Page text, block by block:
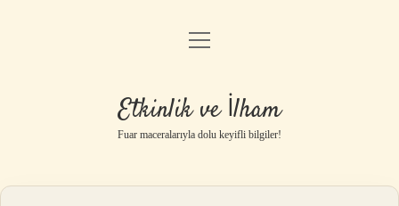
Anasayfa
Gizlilik Politikası
Yasal Uyarı
menüyü
Etkinlik ve İlham
Fuar maceralarıyla dolu keyifli bilgiler!